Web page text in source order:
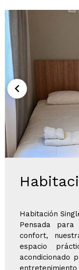
Habitación
Pensada
confort,
espacio
acondicionado